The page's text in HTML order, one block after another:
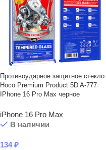
Противоударное защитное стекло
Hoco Premium Product 5D A-777
IPhone 16 Pro Max черное
iPhone 16 Pro Max
В наличии
134₽